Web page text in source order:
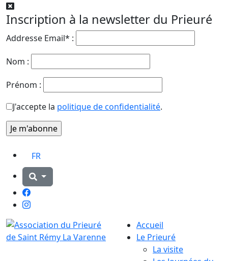
Inscription à la newsletter du Prieuré
Addresse Email* :
Nom :
Prénom :
J'accepte la politique de confidentialité.
FR
Facebook
Instagram
Accueil
Le Prieuré
La visite